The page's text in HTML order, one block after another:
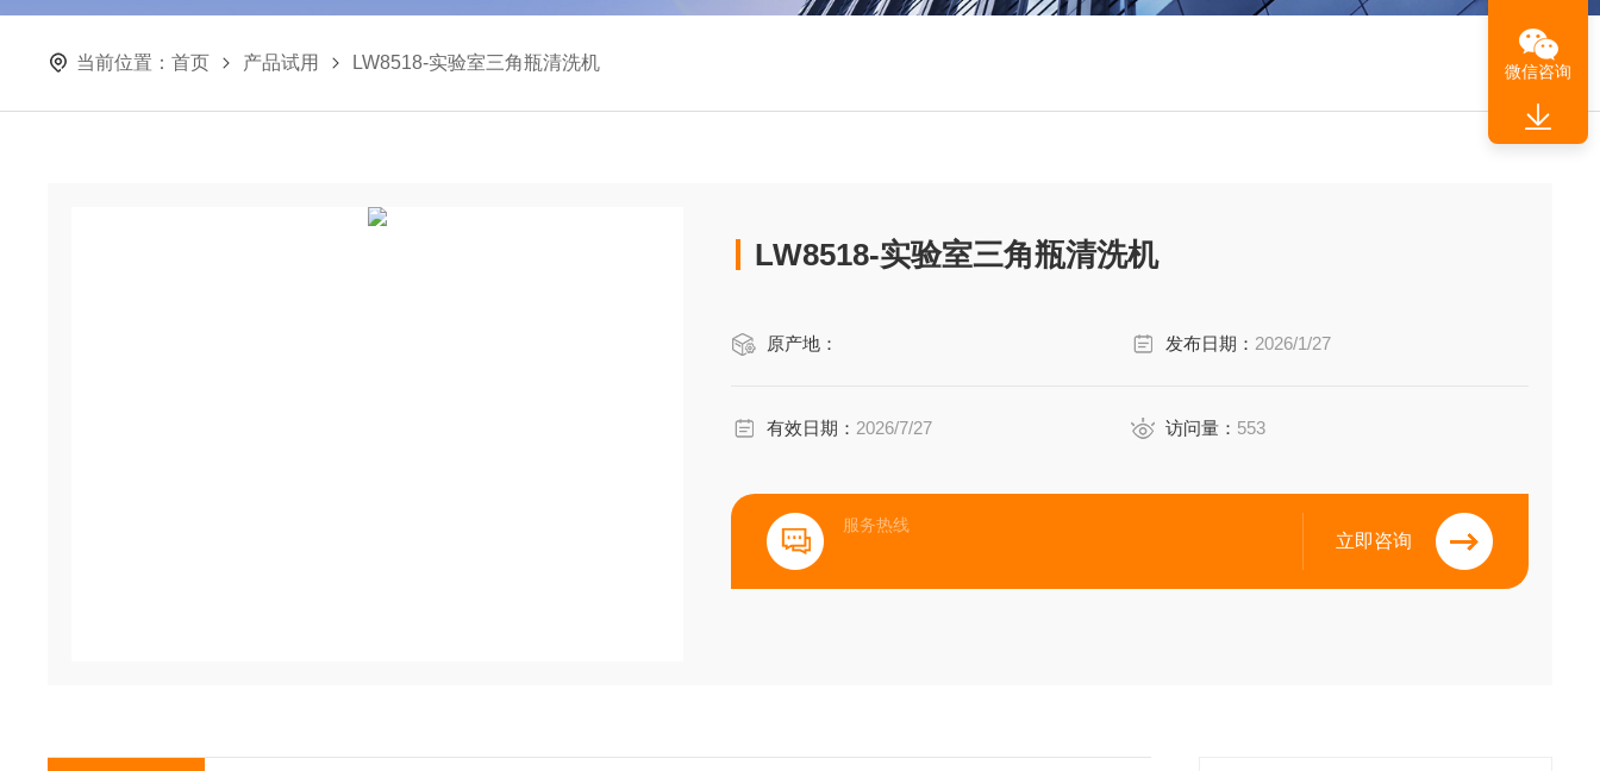
当前位置： 首页 产品试用 LW8518-实验室三角瓶清洗机
LW8518-实验室三角瓶清洗机
原产地： 发布日期： 2026/1/27
有效日期： 2026/7/27 访问量： 553
服务热线
立即咨询
微信咨询